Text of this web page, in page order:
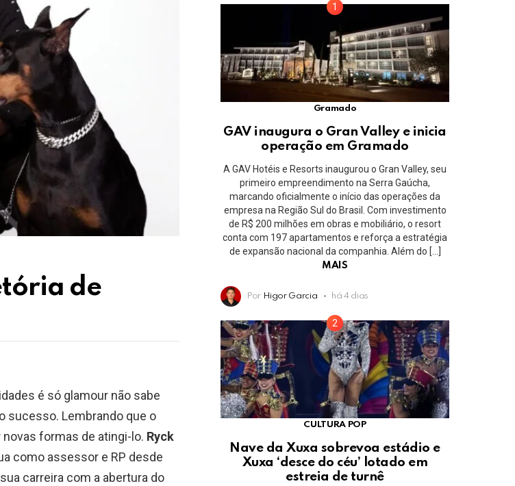
de
é só glamour não sabe
sucesso. Lembrando que o
formas de atingi-lo. Ryck
como assessor e RP desde
carreira com a abertura do
Gramado
GAV inaugura o Gran Valley e inicia
operação em Gramado
A GAV Hotéis e Resorts inaugurou o Gran Valley, seu
primeiro empreendimento na Serra Gaúcha,
marcando oficialmente o início das operações da
empresa na Região Sul do Brasil. Com investimento
de R$ 200 milhões em obras e mobiliário, o resort
conta com 197 apartamentos e reforça a estratégia
de expansão nacional da companhia. Além do […]
MAIS
Por Higor Garcia há 4 dias
CULTURA POP
Nave da Xuxa sobrevoa estádio e
Xuxa ‘desce do céu’ lotado em
estreia de turnê